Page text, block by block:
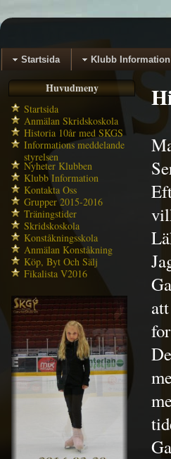
Startsida Klubb Information
Huvudmeny
Startsida
Anmälan Skridskoskola
Historia 10år med SKGS
Informations meddelande
styrelsen
Nyheter Klubben
Klubb Information
Kontakta Oss
Grupper 2015-2016
Träningstider
Skridskoskola
Konståkningsskola
Anmälan Konståkning
Köp, Byt Och Sälj
Fikalista V2016